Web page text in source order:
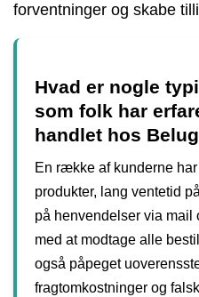
forventninger og skabe
Hvad er nogle
som folk har
handlet hos
En række af kunderne
produkter, lang ventetid
på henvendelser via mail
med at modtage alle
også påpeget
fragtomkostninger og